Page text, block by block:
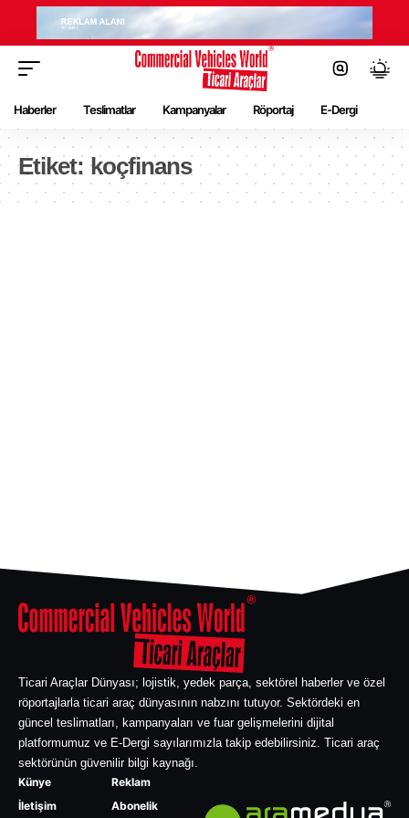
Haberler Teslimatlar Kampanyalar Röportaj E-Dergi
Etiket: koçfinans
Ticari Araçlar Dünyası; lojistik, yedek parça, sektörel haberler ve özel
röportajlarla ticari araç dünyasının nabzını tutuyor. Sektördeki en
güncel teslimatları, kampanyaları ve fuar gelişmelerini dijital
platformumuz ve E-Dergi sayılarımızla takip edebilirsiniz. Ticari araç
sektörünün güvenilir bilgi kaynağı.
Künye
İletişim
Reklam
Abonelik